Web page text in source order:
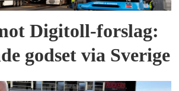
Digitoll-forslag:
godset via Sverige